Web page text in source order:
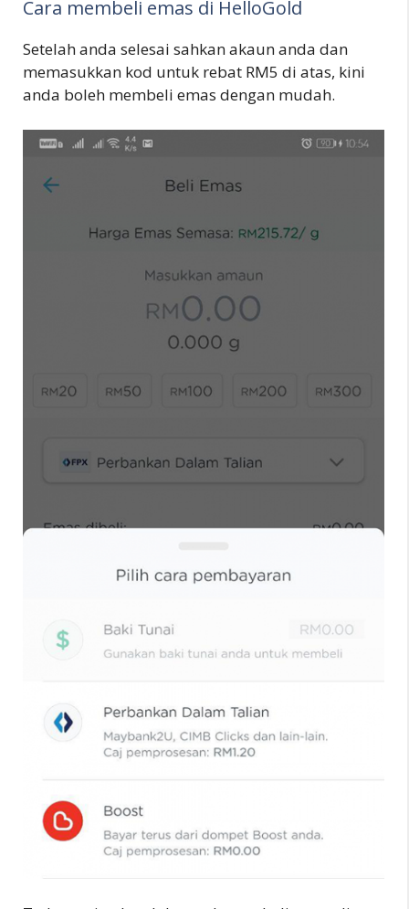
Cara membeli emas di HelloGold
Setelah anda selesai sahkan akaun anda dan
memasukkan kod untuk rebat RM5 di atas, kini
anda boleh membeli emas dengan mudah.